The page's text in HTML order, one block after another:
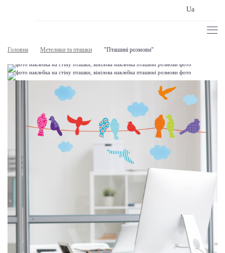
Ua
Головна Метелики та пташки "Пташині розмови"